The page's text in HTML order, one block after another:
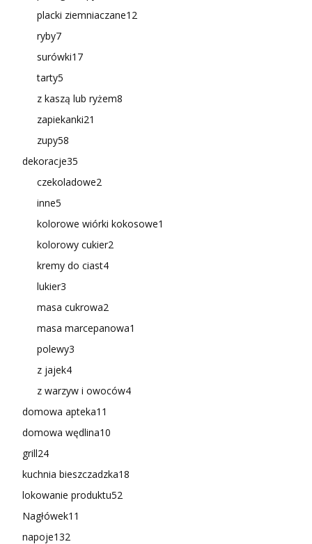
placki ziemniaczane12
ryby7
surówki17
tarty5
z kaszą lub ryżem8
zapiekanki21
zupy58
dekoracje35
czekoladowe2
inne5
kolorowe wiórki kokosowe1
kolorowy cukier2
kremy do ciast4
lukier3
masa cukrowa2
masa marcepanowa1
polewy3
z jajek4
z warzyw i owoców4
domowa apteka11
domowa wędlina10
grill24
kuchnia bieszczadzka18
lokowanie produktu52
Nagłówek11
napoje132